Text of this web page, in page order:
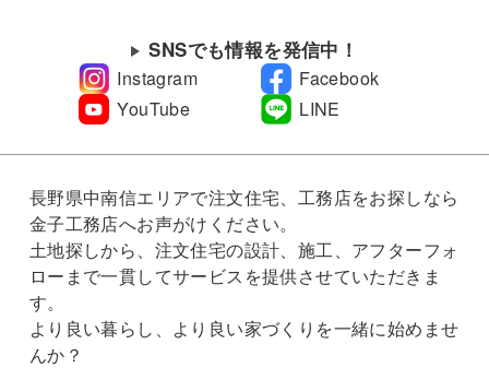
SNSでも情報を発信中！
Instagram
Facebook
YouTube
LINE
長野県中南信エリアで注文住宅、工務店をお探しなら
金子工務店へお声がけください。
土地探しから、注文住宅の設計、施工、アフターフォ
ローまで一貫してサービスを提供させていただきま
す。
より良い暮らし、より良い家づくりを一緒に始めませ
んか？